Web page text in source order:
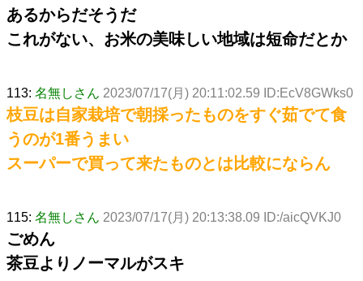
あるからだそうだ
これがない、お米の美味しい地域は短命だとか
113: 名無しさん 2023/07/17(月) 20:11:02.59 ID:EcV8GWks0
枝豆は自家栽培で朝採ったものをすぐ茹でて食
うのが1番うまい
スーパーで買って来たものとは比較にならん
115: 名無しさん 2023/07/17(月) 20:13:38.09 ID:/aicQVKJ0
ごめん
茶豆よりノーマルがスキ